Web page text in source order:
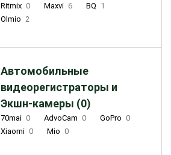
Ritmix 0 Maxvi 6 BQ 1
Olmio 2
Автомобильные
видеорегистраторы и
Экшн-камеры (0)
70mai 0 AdvoCam 0 GoPro 0
Xiaomi 0 Mio 0